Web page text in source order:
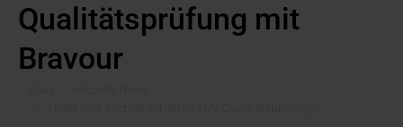
Qualitätsprüfung mit
Bravour